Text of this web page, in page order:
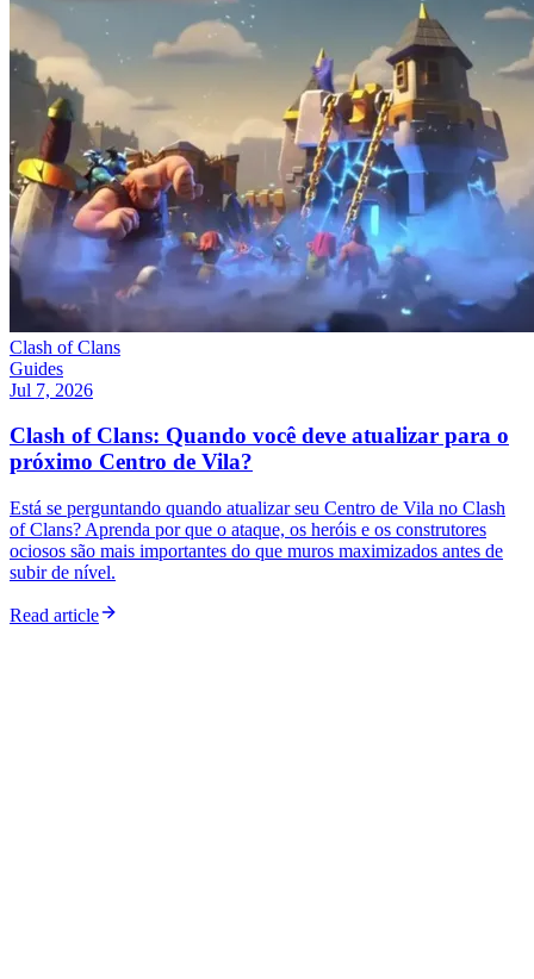
Clash of Clans
Guides
Jul 7, 2026
Clash of Clans: Quando você deve atualizar para o
próximo Centro de Vila?
Está se perguntando quando atualizar seu Centro de Vila no Clash
of Clans? Aprenda por que o ataque, os heróis e os construtores
ociosos são mais importantes do que muros maximizados antes de
subir de nível.
Read article